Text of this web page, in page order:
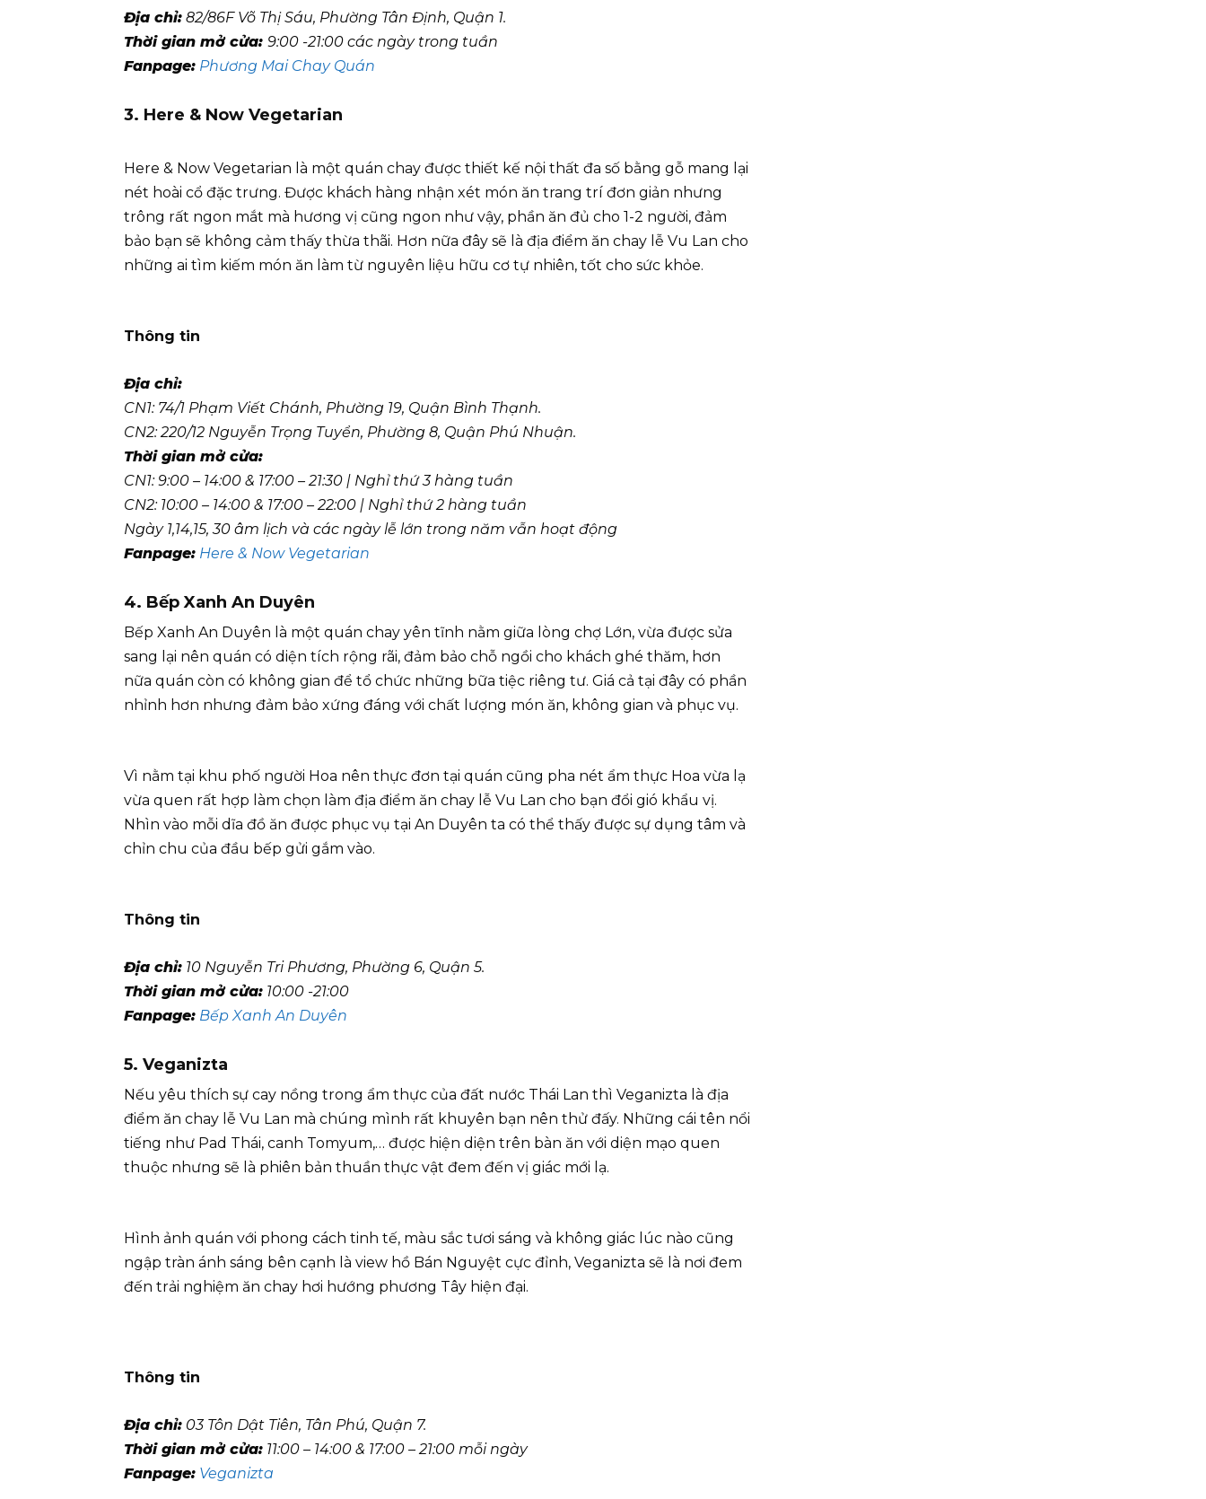
Địa chỉ: 82/86F Võ Thị Sáu, Phường Tân Định, Quận 1.
Thời gian mở cửa: 9:00 -21:00 các ngày trong tuần
Fanpage: Phương Mai Chay Quán
3. Here & Now Vegetarian
Here & Now Vegetarian là một quán chay được thiết kế nội thất đa số bằng gỗ mang lại
nét hoài cổ đặc trưng. Được khách hàng nhận xét món ăn trang trí đơn giản nhưng
trông rất ngon mắt mà hương vị cũng ngon như vậy, phần ăn đủ cho 1-2 người, đảm
bảo bạn sẽ không cảm thấy thừa thãi. Hơn nữa đây sẽ là địa điểm ăn chay lễ Vu Lan cho
những ai tìm kiếm món ăn làm từ nguyên liệu hữu cơ tự nhiên, tốt cho sức khỏe.
Thông tin
Địa chỉ:
CN1: 74/1 Phạm Viết Chánh, Phường 19, Quận Bình Thạnh.
CN2: 220/12 Nguyễn Trọng Tuyển, Phường 8, Quận Phú Nhuận.
Thời gian mở cửa:
CN1: 9:00 – 14:00 & 17:00 – 21:30 | Nghỉ thứ 3 hàng tuần
CN2: 10:00 – 14:00 & 17:00 – 22:00 | Nghỉ thứ 2 hàng tuần
Ngày 1,14,15, 30 âm lịch và các ngày lễ lớn trong năm vẫn hoạt động
Fanpage: Here & Now Vegetarian
4. Bếp Xanh An Duyên
Bếp Xanh An Duyên là một quán chay yên tĩnh nằm giữa lòng chợ Lớn, vừa được sửa
sang lại nên quán có diện tích rộng rãi, đảm bảo chỗ ngồi cho khách ghé thăm, hơn
nữa quán còn có không gian để tổ chức những bữa tiệc riêng tư. Giá cả tại đây có phần
nhỉnh hơn nhưng đảm bảo xứng đáng với chất lượng món ăn, không gian và phục vụ.
Vì nằm tại khu phố người Hoa nên thực đơn tại quán cũng pha nét ẩm thực Hoa vừa lạ
vừa quen rất hợp làm chọn làm địa điểm ăn chay lễ Vu Lan cho bạn đổi gió khẩu vị.
Nhìn vào mỗi dĩa đồ ăn được phục vụ tại An Duyên ta có thể thấy được sự dụng tâm và
chỉn chu của đầu bếp gửi gắm vào.
Thông tin
Địa chỉ: 10 Nguyễn Tri Phương, Phường 6, Quận 5.
Thời gian mở cửa: 10:00 -21:00
Fanpage: Bếp Xanh An Duyên
5. Veganizta
Nếu yêu thích sự cay nồng trong ẩm thực của đất nước Thái Lan thì Veganizta là địa
điểm ăn chay lễ Vu Lan mà chúng mình rất khuyên bạn nên thử đấy. Những cái tên nổi
tiếng như Pad Thái, canh Tomyum,… được hiện diện trên bàn ăn với diện mạo quen
thuộc nhưng sẽ là phiên bản thuần thực vật đem đến vị giác mới lạ.
Hình ảnh quán với phong cách tinh tế, màu sắc tươi sáng và không giác lúc nào cũng
ngập tràn ánh sáng bên cạnh là view hồ Bán Nguyệt cực đỉnh, Veganizta sẽ là nơi đem
đến trải nghiệm ăn chay hơi hướng phương Tây hiện đại.
Thông tin
Địa chỉ: 03 Tôn Dật Tiên, Tân Phú, Quận 7.
Thời gian mở cửa: 11:00 – 14:00 & 17:00 – 21:00 mỗi ngày
Fanpage: Veganizta